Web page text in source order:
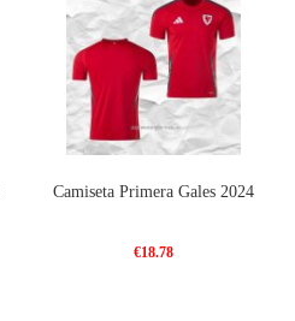
Camiseta Primera Gales 2024
€18.78